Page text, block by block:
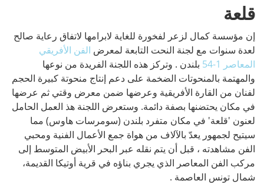
قلعة
إن مؤسسة كمال لزعر لفخورة للغاية لابرامها لاتفاق رعاية صالح
لعدة سنوات مع لجنة النحت التابعة لمعرض الفن الأفريقي
المعاصر 1-54
بلندن . وتركز هذه اللجنة الفريدة من نوعها
والمهتمة بالمنحوتات الضخمة على دعم إنتاج منحوتة كبيرة الحجم
لفنان من القارة الأفريقية وعرضها ضمن معرض وقتي ثم عرضها
في مكان يحتضنها بصفة دائمة. وستعرض اللجنة هذ العمل الحامل
لعنون 'قلعة' في مكان متفرد بلندن (سومرسات هاوس) مما
سيتيح لجمهور يعدّ بالآلاف من هواة جمع الأعمال الفنية ومحبي
الفن مشاهدته ، قبل أن يتم نقله عبر البحر الأبيض المتوسط إلى
مركب الفن المعاصر الذي يجري بناؤه في قرية أوتيكا القديمة،
شمال تونس العاصمة .